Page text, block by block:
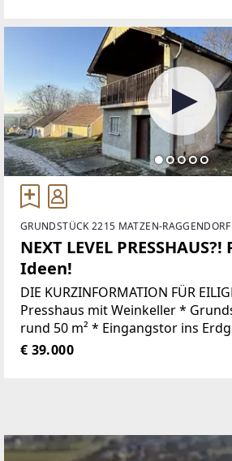
GRUNDSTÜCK 2215 MATZEN-RAGGENDORF
NEXT LEVEL
Ideen!
DIE KURZINFORMATION FÜR EILIGE
Presshaus mit Weinkeller * Grundstücksfläche von
rund 50 m² * Eingangstor ins Erdgeschoss und in
die Kellerröhre * Treppenaufgang zum
€ 39.000